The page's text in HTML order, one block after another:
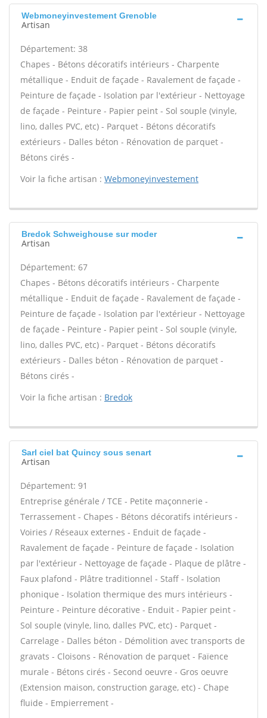
Webmoneyinvestement Grenoble
Artisan
Département: 38
Chapes - Bétons décoratifs intérieurs - Charpente
métallique - Enduit de façade - Ravalement de façade -
Peinture de façade - Isolation par l'extérieur - Nettoyage
de façade - Peinture - Papier peint - Sol souple (vinyle,
lino, dalles PVC, etc) - Parquet - Bétons décoratifs
extérieurs - Dalles béton - Rénovation de parquet -
Bétons cirés -
Voir la fiche artisan : Webmoneyinvestement
Bredok Schweighouse sur moder
Artisan
Département: 67
Chapes - Bétons décoratifs intérieurs - Charpente
métallique - Enduit de façade - Ravalement de façade -
Peinture de façade - Isolation par l'extérieur - Nettoyage
de façade - Peinture - Papier peint - Sol souple (vinyle,
lino, dalles PVC, etc) - Parquet - Bétons décoratifs
extérieurs - Dalles béton - Rénovation de parquet -
Bétons cirés -
Voir la fiche artisan : Bredok
Sarl ciel bat Quincy sous senart
Artisan
Département: 91
Entreprise générale / TCE - Petite maçonnerie -
Terrassement - Chapes - Bétons décoratifs intérieurs -
Voiries / Réseaux externes - Enduit de façade -
Ravalement de façade - Peinture de façade - Isolation
par l'extérieur - Nettoyage de façade - Plaque de plâtre -
Faux plafond - Plâtre traditionnel - Staff - Isolation
phonique - Isolation thermique des murs intérieurs -
Peinture - Peinture décorative - Enduit - Papier peint -
Sol souple (vinyle, lino, dalles PVC, etc) - Parquet -
Carrelage - Dalles béton - Démolition avec transports de
gravats - Cloisons - Rénovation de parquet - Faïence
murale - Bétons cirés - Second oeuvre - Gros oeuvre
(Extension maison, construction garage, etc) - Chape
fluide - Empierrement -